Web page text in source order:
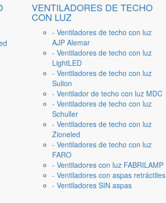
VENTILADORES DE TECHO
CON LUZ
- Ventiladores de techo con luz
AJP Alemar
- Ventiladores de techo con luz
LightLED
- Ventiladores de techo con luz
Sulion
- Ventilador de techo con luz MDC
- Ventiladores de techo con luz
Schuller
- Ventiladores de techo con luz
Zioneled
- Ventiladores de techo con luz
FARO
- Ventiladores con luz FABRILAMP
- Ventiladores con aspas retráctiles
- Ventiladores SIN aspas